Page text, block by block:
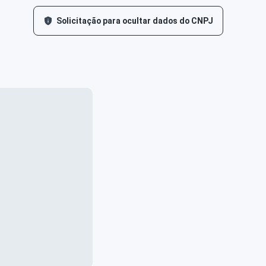
Solicitação para ocultar dados do CNPJ